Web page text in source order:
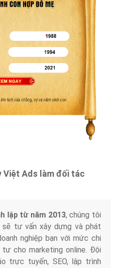
Việt Ads làm đối tác
lập từ năm 2013, chúng tôi
sẽ tư vấn xây dựng và phát
nghiệp bạn với mức chi
cho marketing online. Đội
trực tuyến, SEO, lập trình